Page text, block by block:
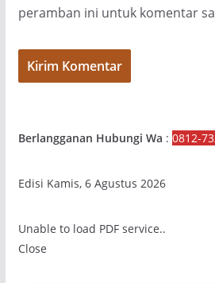
peramban ini untuk komentar
Berlangganan Hubungi Wa : 0812-
Edisi Kamis, 6 Agustus 2026
Unable to load PDF service..
Close